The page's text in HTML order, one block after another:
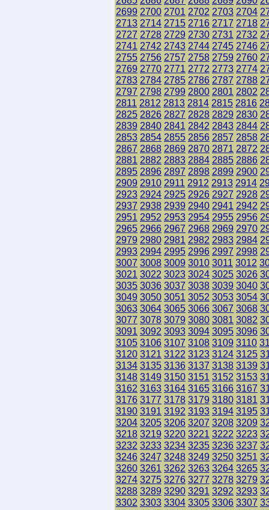
2699 2700 2701 2702 2703 2704
2713 2714 2715 2716 2717 2718
2727 2728 2729 2730 2731 2732
2741 2742 2743 2744 2745 2746
2755 2756 2757 2758 2759 2760
2769 2770 2771 2772 2773 2774
2783 2784 2785 2786 2787 2788
2797 2798 2799 2800 2801 2802
2811 2812 2813 2814 2815 2816
2825 2826 2827 2828 2829 2830
2839 2840 2841 2842 2843 2844
2853 2854 2855 2856 2857 2858
2867 2868 2869 2870 2871 2872
2881 2882 2883 2884 2885 2886
2895 2896 2897 2898 2899 2900
2909 2910 2911 2912 2913 2914
2923 2924 2925 2926 2927 2928
2937 2938 2939 2940 2941 2942
2951 2952 2953 2954 2955 2956
2965 2966 2967 2968 2969 2970
2979 2980 2981 2982 2983 2984
2993 2994 2995 2996 2997 2998
3007 3008 3009 3010 3011 3012
3021 3022 3023 3024 3025 3026
3035 3036 3037 3038 3039 3040
3049 3050 3051 3052 3053 3054
3063 3064 3065 3066 3067 3068
3077 3078 3079 3080 3081 3082
3091 3092 3093 3094 3095 3096
3105 3106 3107 3108 3109 3110
3120 3121 3122 3123 3124 3125
3134 3135 3136 3137 3138 3139
3148 3149 3150 3151 3152 3153
3162 3163 3164 3165 3166 3167
3176 3177 3178 3179 3180 3181
3190 3191 3192 3193 3194 3195
3204 3205 3206 3207 3208 3209
3218 3219 3220 3221 3222 3223
3232 3233 3234 3235 3236 3237
3246 3247 3248 3249 3250 3251
3260 3261 3262 3263 3264 3265
3274 3275 3276 3277 3278 3279
3288 3289 3290 3291 3292 3293
3302 3303 3304 3305 3306 3307